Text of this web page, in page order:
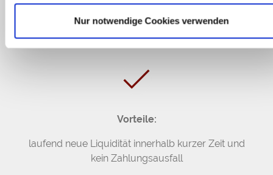
Nur notwendige Cookies verwenden
auch Dienstleistungen, wie Übernahme der
Debitorenbuchhaltung und des Delkredererisikos.
Vorteile:
laufend neue Liquidität innerhalb kurzer Zeit und
kein Zahlungsausfall